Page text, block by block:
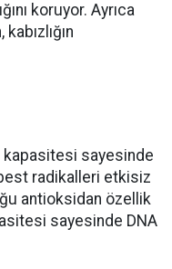
koruyor. Ayrıca
sayesinde
radikalleri etkisiz
antioksidan özellik
sayesinde DNA